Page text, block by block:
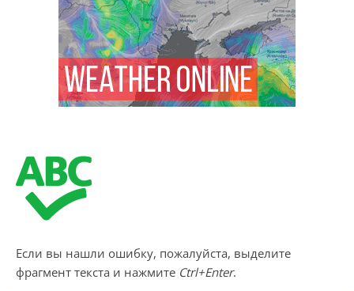
Если вы нашли ошибку, пожалуйста, выделите
фрагмент текста и нажмите Ctrl+Enter.